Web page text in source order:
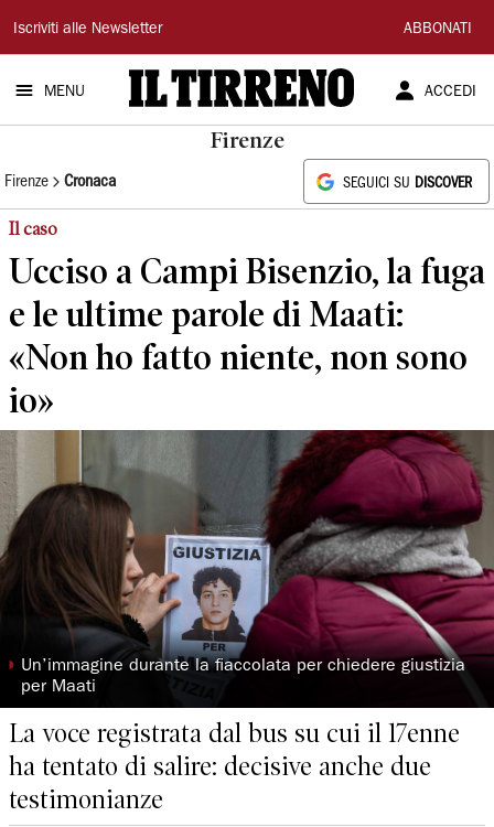
Il
Tirreno
Iscriviti alle Newsletter ABBONATI
MENU ACCEDI
Firenze
Firenze Cronaca SEGUICI SU DISCOVER
Il caso
Ucciso a Campi Bisenzio, la fuga
e le ultime parole di Maati:
«Non ho fatto niente, non sono
io»
◗ Un’immagine durante la fiaccolata per chiedere giustizia
per Maati
La voce registrata dal bus su cui il 17enne
ha tentato di salire: decisive anche due
testimonianze